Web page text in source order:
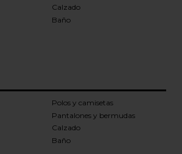
Calzado
Baño
Polos y camisetas
Pantalones y bermudas
Calzado
Baño